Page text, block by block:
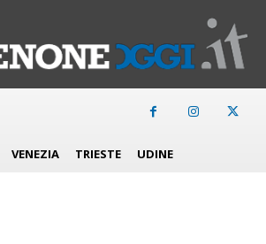
VENEZIA TRIESTE UDINE